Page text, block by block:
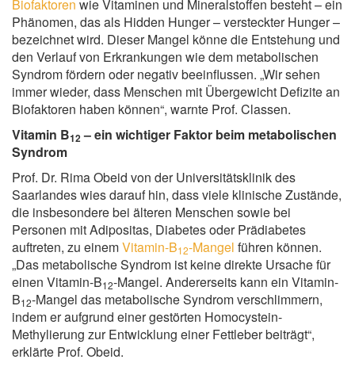
Biofaktoren wie Vitaminen und Mineralstoffen besteht – ein
Phänomen, das als Hidden Hunger – versteckter Hunger –
bezeichnet wird. Dieser Mangel könne die Entstehung und
den Verlauf von Erkrankungen wie dem metabolischen
Syndrom fördern oder negativ beeinflussen. „Wir sehen
immer wieder, dass Menschen mit Übergewicht Defizite an
Biofaktoren haben können“, warnte Prof. Classen.
Vitamin B12– ein wichtiger Faktor beim metabolischen
Syndrom
Prof. Dr. Rima Obeid von der Universitätsklinik des
Saarlandes wies darauf hin, dass viele klinische Zustände,
die insbesondere bei älteren Menschen sowie bei
Personen mit Adipositas, Diabetes oder Prädiabetes
auftreten, zu einemVitamin-B12-Mangel führen können.
„Das metabolische Syndrom ist keine direkte Ursache für
einen Vitamin-B12-Mangel. Andererseits kann ein Vitamin-
B12-Mangel das metabolische Syndrom verschlimmern,
indem er aufgrund einer gestörten Homocystein-
Methylierung zur Entwicklung einer Fettleber beiträgt“,
erklärte Prof. Obeid.